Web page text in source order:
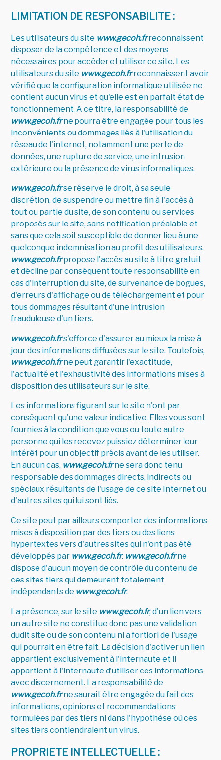
LIMITATION DE RESPONSABILITE :
Les utilisateurs du site www.gecoh.frreconnaissent
disposer de la compétence et des moyens
nécessaires pour accéder et utiliser ce site. Les
utilisateurs du site www.gecoh.frreconnaissent avoir
vérifié que la configuration informatique utilisée ne
contient aucun virus et qu'elle est en parfait état de
fonctionnement. A ce titre, la responsabilité de
www.gecoh.frne pourra être engagée pour tous les
inconvénients ou dommages liés à l'utilisation du
réseau de l'internet, notamment une perte de
données, une rupture de service, une intrusion
extérieure ou la présence de virus informatiques.
www.gecoh.frse réserve le droit, à sa seule
discrétion, de suspendre ou mettre fin à l'accès à
tout ou partie du site, de son contenu ou services
proposés sur le site, sans notification préalable et
sans que cela soit susceptible de donner lieu à une
quelconque indemnisation au profit des utilisateurs.
www.gecoh.frpropose l'accès au site à titre gratuit
et décline par conséquent toute responsabilité en
cas d'interruption du site, de survenance de bogues,
d'erreurs d'affichage ou de téléchargement et pour
tous dommages résultant d'une intrusion
frauduleuse d'un tiers.
www.gecoh.frs'efforce d'assurer au mieux la mise à
jour des informations diffusées sur le site. Toutefois,
www.gecoh.frne peut garantir l'exactitude,
l'actualité et l'exhaustivité des informations mises à
disposition des utilisateurs sur le site.
Les informations figurant sur le site n'ont par
conséquent qu'une valeur indicative. Elles vous sont
fournies à la condition que vous ou toute autre
personne qui les recevez puissiez déterminer leur
intérêt pour un objectif précis avant de les utiliser.
En aucun cas, www.gecoh.frne sera donc tenu
responsable des dommages directs, indirects ou
spéciaux résultants de l'usage de ce site Internet ou
d'autres sites qui lui sont liés.
Ce site peut par ailleurs comporter des informations
mises à disposition par des tiers ou des liens
hypertextes vers d'autres sites qui n'ont pas été
développés par www.gecoh.fr. www.gecoh.frne
dispose d'aucun moyen de contrôle du contenu de
ces sites tiers qui demeurent totalement
indépendants de www.gecoh.fr.
La présence, sur le site www.gecoh.fr, d'un lien vers
un autre site ne constitue donc pas une validation
dudit site ou de son contenu ni a fortiori de l'usage
qui pourrait en être fait. La décision d'activer un lien
appartient exclusivement à l'internaute et il
appartient à l'internaute d'utiliser ces informations
avec discernement. La responsabilité de
www.gecoh.frne saurait être engagée du fait des
informations, opinions et recommandations
formulées par des tiers ni dans l'hypothèse où ces
sites tiers contiendraient un virus.
PROPRIETE INTELLECTUELLE :